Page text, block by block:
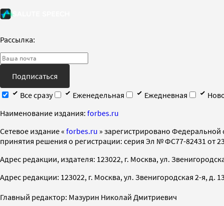
Рассылка:
Подписаться
Все сразу
Еженедельная Ежедневная
Наименование издания: forbes.ru
Cетевое издание « forbes.ru » зарегистрировано
принятия решения о регистрации: серия Эл № ФС77-82431 от
Адрес редакции, издателя: 123022, г. Москва, ул.
Адрес редакции: 123022, г. Москва, ул. Звенигородская 2-я, д.
Главный редактор: Мазурин Николай Дмитриевич